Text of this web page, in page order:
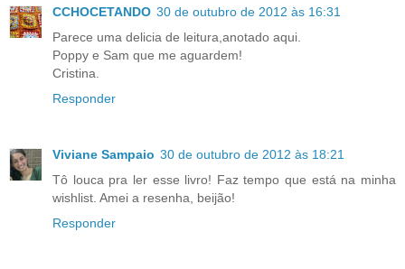
CCHOCETANDO 30 de outubro de 2012 às 16:31
Parece uma delicia de leitura,anotado aqui.
Poppy e Sam que me aguardem!
Cristina.
Responder
Viviane Sampaio 30 de outubro de 2012 às 18:21
Tô louca pra ler esse livro! Faz tempo que está na minha
wishlist. Amei a resenha, beijão!
Responder